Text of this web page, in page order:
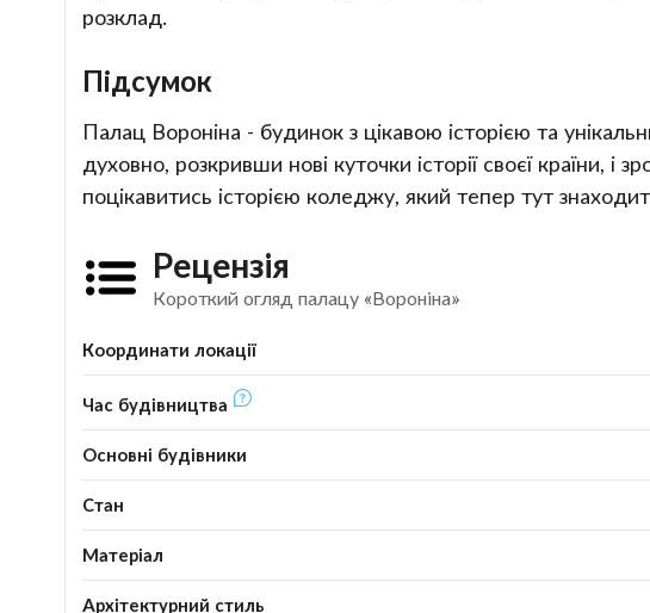
розклад.
Підсумок
Палац Вороніна - будинок з цікавою історією та
духовно, розкривши нові куточки історії своєї країни, і
поцікавитись історією коледжу, який тепер тут
Рецензія
Короткий огляд палацу «Вороніна»
Координати локації
Час будівництва
Основні будівники
Стан
Матеріал
Архітектурний стиль